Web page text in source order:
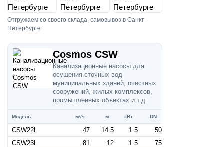
Отгружаем со своего склада, самовывоз в Санкт-
Петербурге
Cosmos CSW
Канализационные насосы для
осушения сточных вод
муниципальных зданий, очистных
сооружений, жилых комплексов,
промышленных объектах и т.д.
Модель м³/ч м кВт DN
CSW22L 47 14.5 1.5
50
CSW23L
81 12 1.5
75